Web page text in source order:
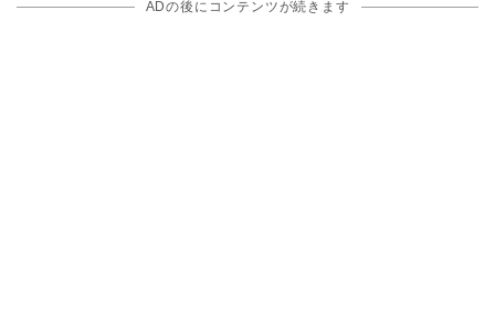
ADの後にコンテンツが続きます